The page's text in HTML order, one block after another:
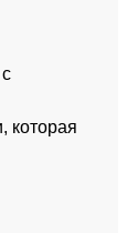
которая